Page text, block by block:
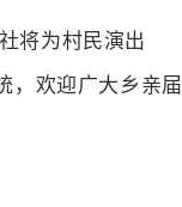
将为村民演出
，欢迎广大乡亲届